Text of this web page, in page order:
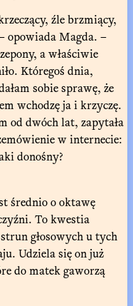
źle brzmiący,
opowiada Magda. –
a właściwie
Któregoś dnia,
sobie sprawę, że
wchodzę ja i krzyczę.
od dwóch lat, zapytała
w internecie:
donośny?
średnio o oktawę
To kwestia
głosowych u tych
Udziela się on już
do matek gaworzą